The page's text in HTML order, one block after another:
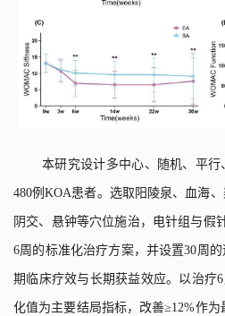
本研究设计多中心、随机、平
480例KOA患者。选取阳陵泉、血海
阴交、悬钟等穴位施治，电针组与假
6周的标准化治疗方案，并设置30周
期临床疗效与长期获益效应。以治疗6
化值为主要结局指标，改善≥12%作为